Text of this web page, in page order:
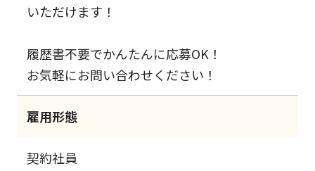
いただけます！
履歴書不要でかんたんに応募OK！
お気軽にお問い合わせください！
雇用形態
契約社員